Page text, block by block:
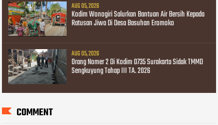
AUG 05, 2026
Kodim Wonogiri Salurkan Bantuan Air Bersih Kepada
Ratusan Jiwa Di Desa Basuhan Eromoko
AUG 05, 2026
Orang Nomer 2 Di Kodim 0735 Surakarta Sidak TMMD
Sengkuyung Tahap III TA. 2026
COMMENT